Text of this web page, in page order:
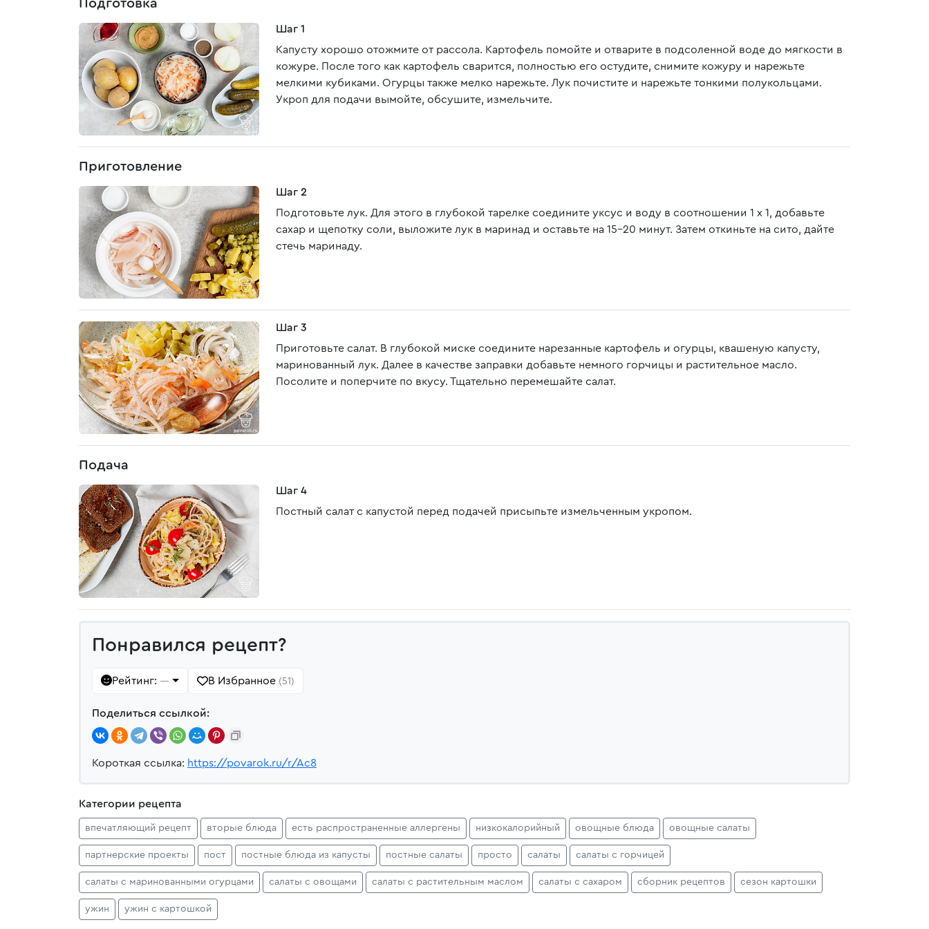
Подготовка
Шаг 1
Капусту хорошо отожмите от рассола. Картофель помойте и отварите в подсоленной воде до мягкости в
кожуре. После того как картофель сварится, полностью его остудите, снимите кожуру и нарежьте
мелкими кубиками. Огурцы также мелко нарежьте. Лук почистите и нарежьте тонкими полукольцами.
Укроп для подачи вымойте, обсушите, измельчите.
Приготовление
Шаг 2
Подготовьте лук. Для этого в глубокой тарелке соедините уксус и воду в соотношении 1 х 1, добавьте
сахар и щепотку соли, выложите лук в маринад и оставьте на 15-20 минут. Затем откиньте на сито, дайте
стечь маринаду.
Шаг 3
Приготовьте салат. В глубокой миске соедините нарезанные картофель и огурцы, квашеную капусту,
маринованный лук. Далее в качестве заправки добавьте немного горчицы и растительное масло.
Посолите и поперчите по вкусу. Тщательно перемешайте салат.
Подача
Шаг 4
Постный салат с капустой перед подачей присыпьте измельченным укропом.
Понравился рецепт?
Рейтинг: — В Избранное (51)
Поделиться ссылкой:
Короткая ссылка: https://povarok.ru/r/Ac8
Категории рецепта
впечатляющий рецепт вторые блюда есть распространенные аллергены низкокалорийный овощные блюда овощные салаты
партнерские проекты пост постные блюда из капусты постные салаты просто салаты салаты с горчицей
салаты с маринованными огурцами салаты с овощами салаты с растительным маслом салаты с сахаром сборник рецептов сезон картошки
ужин ужин с картошкой